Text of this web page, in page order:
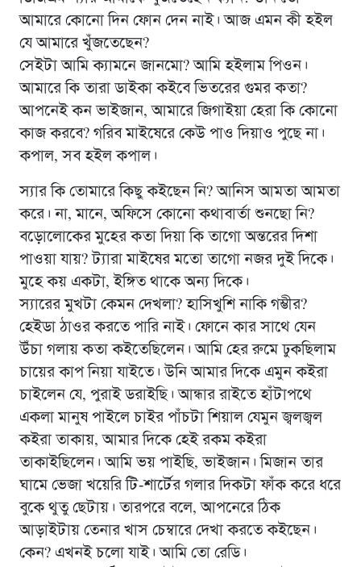
আমারে কোনো দিন ফোন দেন নাই। আজ এমন কী হইল
যে আমারে খুঁজতেছেন?
সেইটা আমি ক্যামনে জানমো? আমি হইলাম পিওন।
আমারে কি তারা ডাইকা কইবে ভিতরের গুমর কতা?
আপনেই কন ভাইজান, আমারে জিগাইয়া হেরা কি কোনো
কাজ করবে? গরিব মাইষেরে কেউ পাও দিয়াও পুছে না।
কপাল, সব হইল কপাল।
স্যার কি তোমারে কিছু কইছেন নি? আনিস আমতা আমতা
করে। না, মানে, অফিসে কোনো কথাবার্তা শুনছো নি?
বড়োলোকের মুহের কতা দিয়া কি তাগো অন্তরের দিশা
পাওয়া যায়? ট্যারা মাইষের মতো তাগো নজর দুই দিকে।
মুহে কয় একটা, ইঙ্গিত থাকে অন্য দিকে।
স্যারের মুখটা কেমন দেখলা? হাসিখুশি নাকি গম্ভীর?
হেইডা ঠাওর করতে পারি নাই। ফোনে কার সাথে যেন
উঁচা গলায় কতা কইতেছিলেন। আমি হের রুমে ঢুকছিলাম
চায়ের কাপ নিয়া যাইতে। উনি আমার দিকে এমুন কইরা
চাইলেন যে, পুরাই ডরাইছি। আন্ধার রাইতে হাঁটাপথে
একলা মানুষ পাইলে চাইর পাঁচটা শিয়াল যেমুন জ্বলজ্বল
কইরা তাকায়, আমার দিকে হেই রকম কইরা
তাকাইছিলেন। আমি ভয় পাইছি, ভাইজান। মিজান তার
ঘামে ভেজা খয়েরি টি-শার্টের গলার দিকটা ফাঁক করে ধরে
বুকে থুতু ছেটায়। তারপরে বলে, আপনেরে ঠিক
আড়াইটায় তেনার খাস চেম্বারে দেখা করতে কইছেন।
কেন? এখনই চলো যাই। আমি তো রেডি।